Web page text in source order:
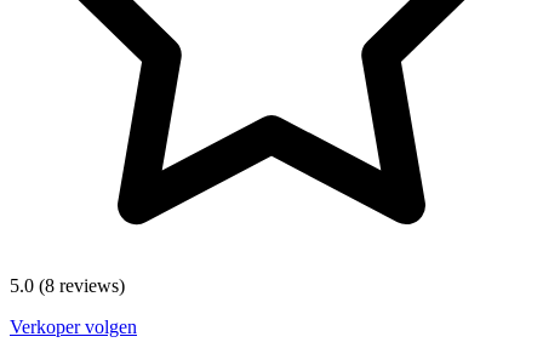
5.0 (8 reviews)
Verkoper volgen